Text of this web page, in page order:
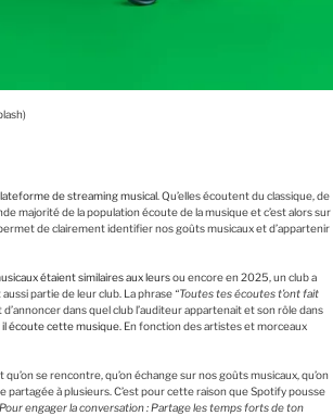
de streaming musical . Qu’elles écoutent du classique, de
majorité de la population écoute de la musique et c’est alors sur
de clairement identifier nos goûts musicaux et d’appartenir
étaient similaires aux leursou encore en 2025, un club a
partie de leur club. La phrase “Toutes tes écoutes t’ont fait
dans quel club l’auditeur appartenait et son rôle dans
écoute cette musique. En fonction des artistes et morceaux
se rencontre, qu’on échange sur nos goûts musicaux, qu’on
à plusieurs. C’est pour cette raison que Spotify pousse
Pour engager la conversation : Partage les temps forts de ton